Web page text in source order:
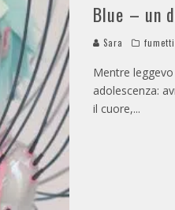
Blue – un
Sara fumetti
Mentre
adolescenza:
il cuore,...